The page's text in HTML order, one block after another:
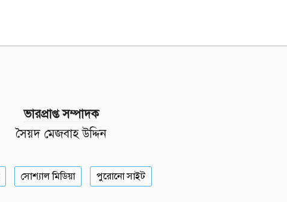
ভারপ্রাপ্ত সম্পাদক
সৈয়দ মেজবাহ উদ্দিন
সোশ্যাল মিডিয়া পুরোনো সাইট